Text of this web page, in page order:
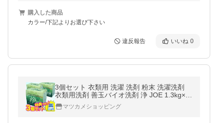
購入した商品
カラー/下記よりお選び下さい
違反報告 いいね 0
3個セット 衣類用 洗濯 洗剤 粉末 洗濯洗剤
衣類用洗剤 善玉バイオ洗剤 浄 JOE 1.3kg×3
個 マツカメショッピング